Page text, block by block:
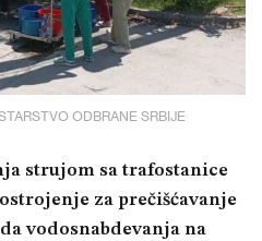
ODBRANE SRBIJE
strujom sa trafostanice
za prečišćavanje
vodosnabdevanja na